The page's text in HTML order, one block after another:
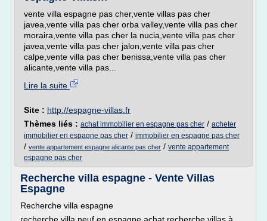
vente villa espagne pas cher,vente villas pas cher
javea,vente villa pas cher orba valley,vente villa pas cher
moraira,vente villa pas cher la nucia,vente villa pas cher
javea,vente villa pas cher jalon,vente villa pas cher
calpe,vente villa pas cher benissa,vente villa pas cher
alicante,vente villa pas...
Lire la suite
Site : http://espagne-villas.fr
Thèmes liés : achat immobilier en espagne pas cher / acheter
immobilier en espagne pas cher / immobilier en espagne pas cher
/ vente appartement espagne alicante pas cher / vente appartement
espagne pas cher
Recherche villa espagne - Vente Villas
Espagne
Recherche villa espagne